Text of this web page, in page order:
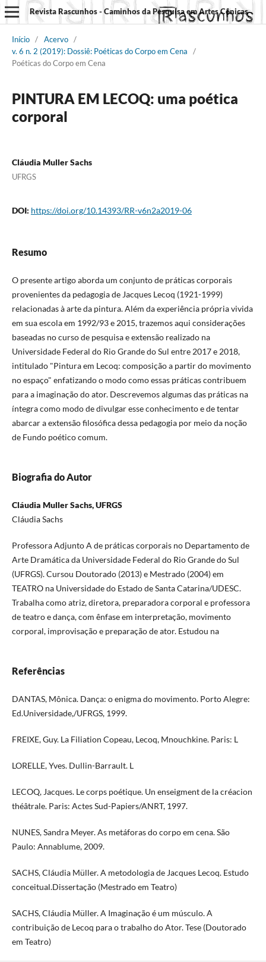
Revista Rascunhos - Caminhos da Pesquisa em Artes Cênicas
Início / Acervo /
v. 6 n. 2 (2019): Dossiê: Poéticas do Corpo em Cena
/
Poéticas do Corpo em Cena
PINTURA EM LECOQ: uma poética
corporal
Cláudia Muller Sachs
UFRGS
DOI: https://doi.org/10.14393/RR-v6n2a2019-06
Resumo
O presente artigo aborda um conjunto de práticas corporais
provenientes da pedagogia de Jacques Lecoq (1921-1999)
relacionadas à arte da pintura. Além da experiência própria vivida
em sua escola em 1992/93 e 2015, trazemos aqui considerações
baseadas no curso de pesquisa e extensão realizado na
Universidade Federal do Rio Grande do Sul entre 2017 e 2018,
intitulado "Pintura em Lecoq: composição a partir do movimento
no espaço" enfatizando o modo como essas práticas contribuem
para a imaginação do ator. Descrevemos algumas das práticas na
íntegra como modo de divulgar esse conhecimento e de tentar
abarcar a extensão filosófica dessa pedagogia por meio da noção
de Fundo poético comum.
Biografia do Autor
Cláudia Muller Sachs, UFRGS
Cláudia Sachs
Professora Adjunto A de práticas corporais no Departamento de
Arte Dramática da Universidade Federal do Rio Grande do Sul
(UFRGS). Cursou Doutorado (2013) e Mestrado (2004) em
TEATRO na Universidade do Estado de Santa Catarina/UDESC.
Trabalha como atriz, diretora, preparadora corporal e professora
de teatro e dança, com ênfase em interpretação, movimento
corporal, improvisação e preparação de ator. Estudou na
Referências
DANTAS, Mônica. Dança: o enigma do movimento. Porto Alegre:
Ed.Universidade,/UFRGS, 1999.
FREIXE, Guy. La Filiation Copeau, Lecoq, Mnouchkine. Paris: L
LORELLE, Yves. Dullin-Barrault. L
LECOQ, Jacques. Le corps poétique. Un enseigment de la créacion
théâtrale. Paris: Actes Sud-Papiers/ANRT, 1997.
NUNES, Sandra Meyer. As metáforas do corpo em cena. São
Paulo: Annablume, 2009.
SACHS, Cláudia Müller. A metodologia de Jacques Lecoq. Estudo
conceitual.Dissertação (Mestrado em Teatro)
SACHS, Cláudia Müller. A Imaginação é um músculo. A
contribuição de Lecoq para o trabalho do Ator. Tese (Doutorado
em Teatro)